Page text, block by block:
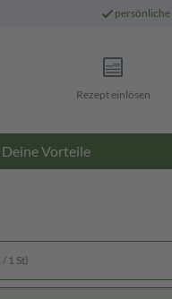
persönliche
Rezept einlösen
Deine Vorteile
1 St)